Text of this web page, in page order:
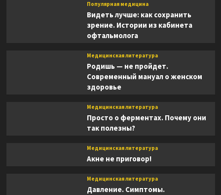
Популярная медицина
Видеть лучше: как сохранить
зрение. Истории из кабинета
офтальмолога
Медицинская литература
Родишь — не пройдет.
Современный мануал о женском
здоровье
Медицинская литература
Просто о ферментах. Почему они
так полезны?
Медицинская литература
Акне не приговор!
Медицинская литература
Давление. Симптомы.